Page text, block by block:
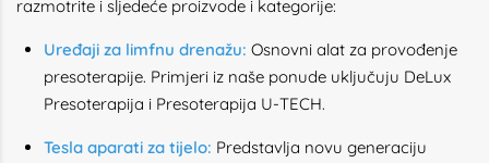
razmotrite i sljedeće proizvode i kategorije:
Uređaji za limfnu drenažu: Osnovni alat za provođenje
presoterapije. Primjeri iz naše ponude uključuju DeLux
Presoterapija i Presoterapija U-TECH.
Tesla aparati za tijelo: Predstavlja novu generaciju